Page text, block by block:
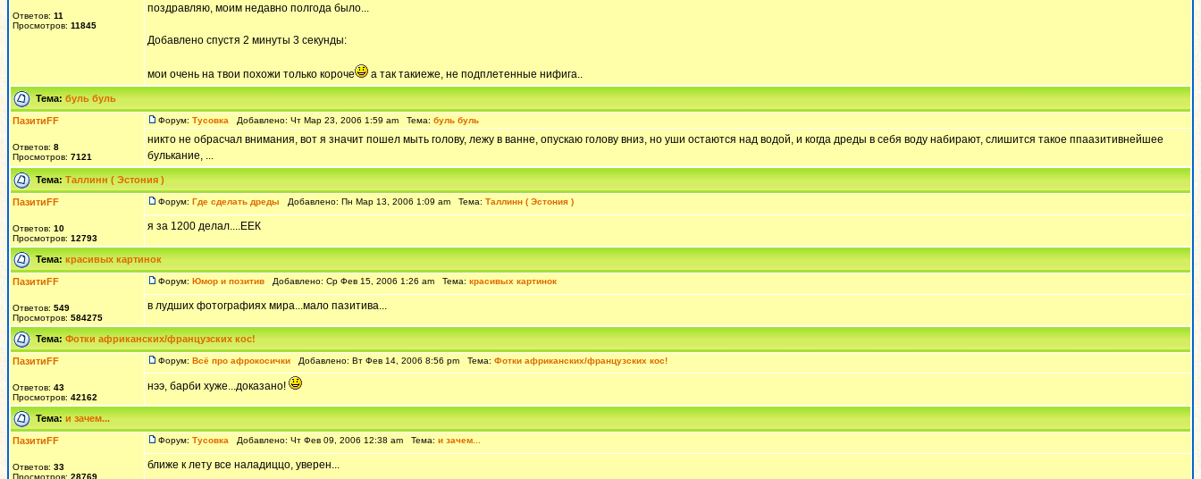
Ответов: 11
Просмотров: 11845
поздравляю, моим недавно полгода было...
Добавлено спустя 2 минуты 3 секунды:
мои очень на твои похожи только короче а так такиеже, не подплетенные нифига..
Тема: буль буль
ПазитиFF
Ответов: 8
Просмотров: 7121
Форум: Тусовка Добавлено: Чт Мар 23, 2006 1:59 am Тема: буль буль
никто не обрасчал внимания, вот я значит пошел мыть голову, лежу в ванне, опускаю голову вниз, но уши остаются над водой, и когда дреды в себя воду набирают, слишится такое ппаазитивнейшее
булькание, ...
Тема: Таллинн ( Эстония )
ПазитиFF
Ответов: 10
Просмотров: 12793
Форум: Где сделать дреды Добавлено: Пн Мар 13, 2006 1:09 am Тема: Таллинн ( Эстония )
я за 1200 делал....ЕЕК
Тема: красивых картинок
ПазитиFF
Ответов: 549
Просмотров: 584275
Форум: Юмор и позитив Добавлено: Ср Фев 15, 2006 1:26 am Тема: красивых картинок
в лудших фотографиях мира...мало пазитива...
Тема: Фотки африканских/французских кос!
ПазитиFF
Ответов: 43
Просмотров: 42162
Форум: Всё про афрокосички Добавлено: Вт Фев 14, 2006 8:56 pm Тема: Фотки африканских/французских кос!
нээ, барби хуже...доказано!
Тема: и зачем...
ПазитиFF
Ответов: 33
Просмотров: 28769
Форум: Тусовка Добавлено: Чт Фев 09, 2006 12:38 am Тема: и зачем...
ближе к лету все наладиццо, уверен...